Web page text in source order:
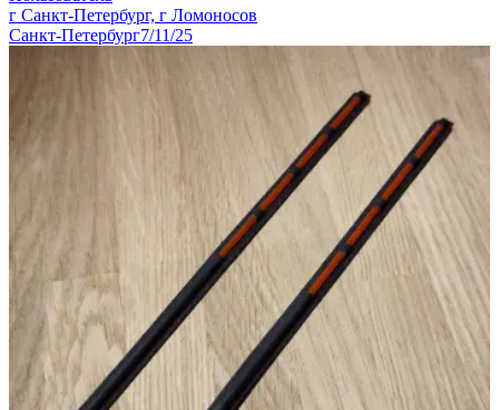
г Санкт-Петербург, г Ломоносов
Санкт-Петербург7/11/25